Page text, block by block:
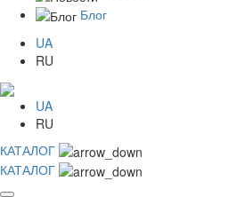
Блог
UA
RU
UA
RU
КАТАЛОГ
КАТАЛОГ